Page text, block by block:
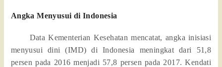
Angka Menyusui di Indonesia
Data Kementerian Kesehatan mencatat, angka inisiasi
menyusui dini (IMD) di Indonesia meningkat dari 51,8
persen pada 2016 menjadi 57,8 persen pada 2017. Kendati